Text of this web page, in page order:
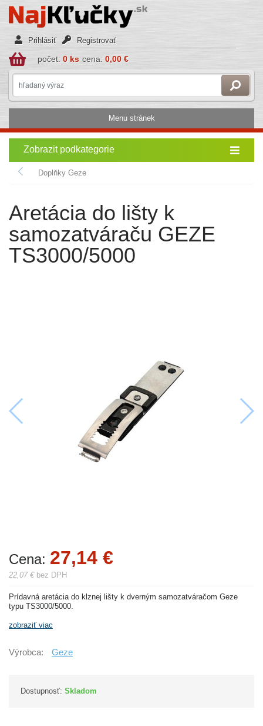
Prihlásiť Registrovať
počet: 0 ks cena: 0,00 €
Menu stránek
Zobrazit podkategorie
Doplňky Geze
Aretácia do lišty k
samozatváraču GEZE
TS3000/5000
Cena: 27,14 €
22,07 €bez DPH
Prídavná aretácia do klznej lišty k dverným samozatváračom Geze
typu TS3000/5000.
zobraziť viac
Výrobca: Geze
Dostupnosť: Skladom